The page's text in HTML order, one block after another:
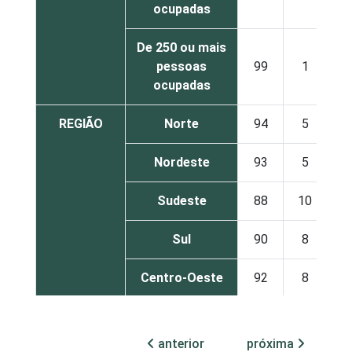
ocupadas
De 250 ou mais
pessoas
ocupadas
99 1
REGIÃO Norte 94 5
Nordeste 93 5
Sudeste 88 10
Sul 90 8
Centro-Oeste 92 8
transformação
anterior próxima